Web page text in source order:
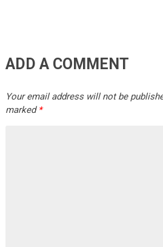
ADD A COMMENT
Your email address will not be
marked *